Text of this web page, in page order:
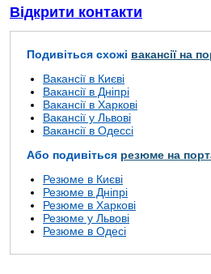
Відкрити контакти
Подивіться схожі вакансії на
Вакансії в Києві
Вакансії в Дніпрі
Вакансії в Харкові
Вакансії у Львові
Вакансії в Одессі
Або подивіться резюме на
Резюме в Києві
Резюме в Дніпрі
Резюме в Харкові
Резюме у Львові
Резюме в Одесі